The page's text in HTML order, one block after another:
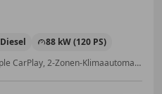
Diesel
88 kW (120 PS)
Scheckheftgepflegt, Bluetooth, Apple CarPlay, 2-Zonen-Klimaautomatik, Einparkhilfe Sensoren vorne, Notbremsassistent, ABS, Isofix